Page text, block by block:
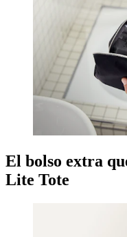
El bolso extra
Lite Tote